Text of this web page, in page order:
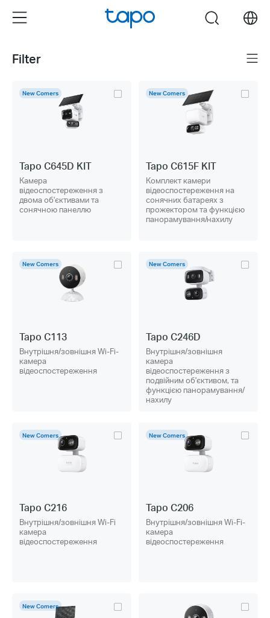
the
Menu search
Filter Menu
New Comers
Tapo C645D KIT
Камера
відеоспостереження з
двома об'єктивами та
сонячною панеллю
New Comers
Tapo C615F KIT
Комплект камери
відеоспостереження на
сонячних батареях з
прожектором та функцією
панорамування/нахилу
New Comers
Tapo C113
Внутрішня/зовнішня Wi-Fi-
камера
відеоспостереження
New Comers
Tapo C246D
Внутрішня/зовнішня
камера
відеоспостереження з
подвійним об'єктивом, та
функцією панорамування/
нахилу
New Comers
Tapo C216
Внутрішня/зовнішня Wi-Fi
камера
відеоспостереження
New Comers
Tapo C206
Внутрішня/зовнішня Wi-Fi-
камера
відеоспостереження
New Comers